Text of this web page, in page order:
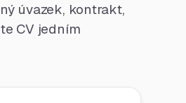
úvazek, kontrakt,
CV jedním